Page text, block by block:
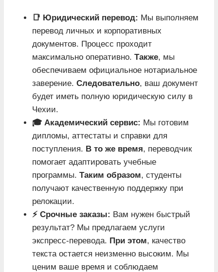
📑 Юридический перевод: Мы выполняем
перевод личных и корпоративных
документов. Процесс проходит
максимально оперативно. Также, мы
обеспечиваем официальное нотариальное
заверение. Следовательно, ваш документ
будет иметь полную юридическую силу в
Чехии.
🎓 Академический сервис: Мы готовим
дипломы, аттестаты и справки для
поступления. В то же время, переводчик
помогает адаптировать учебные
программы. Таким образом, студенты
получают качественную поддержку при
релокации.
⚡ Срочные заказы: Вам нужен быстрый
результат? Мы предлагаем услуги
экспресс-перевода. При этом, качество
текста остается неизменно высоким. Мы
ценим ваше время и соблюдаем